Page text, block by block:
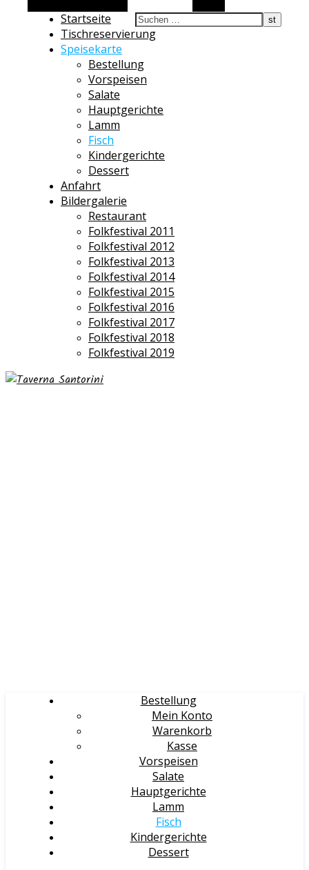
Startseite
Tischreservierung
Speisekarte
Bestellung
Vorspeisen
Salate
Hauptgerichte
Lamm
Fisch
Kindergerichte
Dessert
Anfahrt
Bildergalerie
Restaurant
Folkfestival 2011
Folkfestival 2012
Folkfestival 2013
Folkfestival 2014
Folkfestival 2015
Folkfestival 2016
Folkfestival 2017
Folkfestival 2018
Folkfestival 2019
Bestellung
Mein Konto
Warenkorb
Kasse
Vorspeisen
Salate
Hauptgerichte
Lamm
Fisch
Kindergerichte
Dessert